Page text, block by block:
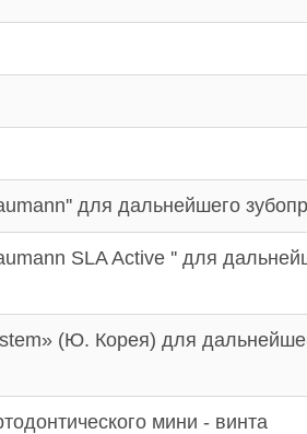
для дальнейшего
SLA Active '' для
(Ю. Корея) для
мини - винта